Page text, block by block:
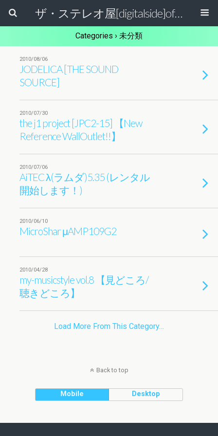
ザ・ステレオ屋[digitalside]official blog.
Categories › 未分類
2010/08/06
JODELICA [THE SOUND
SOURCE]
2010/07/30
the j1 project [JPC2-15] 【New
Reference WallOutlet!!】
2010/07/06
AiTEC λ(ラムダ)5.35 (レンタル
開始します！)
2010/06/10
MicroShar μAMP109G2
2010/04/28
my-musicstyle vol.8 【見どころ/
聴きどころ】
Load More From This Category…
Back to top
Mobile Desktop